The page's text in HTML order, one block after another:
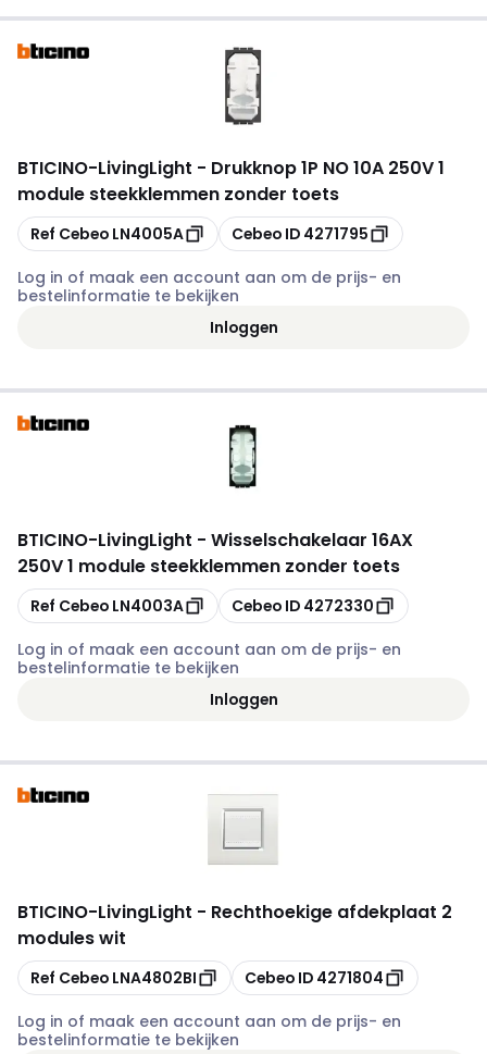
BTICINO-LivingLight - Drukknop 1P NO 10A 250V 1
module steekklemmen zonder toets
Kopiëren
Ref Cebeo LN4005A Kopiëren
Cebeo ID 4271795
Log in of maak een account aan om de prijs- en
bestelinformatie te bekijken
Inloggen
BTICINO-LivingLight - Wisselschakelaar 16AX
250V 1 module steekklemmen zonder toets
Kopiëren
Ref Cebeo LN4003A Kopiëren
Cebeo ID 4272330
Log in of maak een account aan om de prijs- en
bestelinformatie te bekijken
Inloggen
BTICINO-LivingLight - Rechthoekige afdekplaat 2
modules wit
Kopiëren
Ref Cebeo LNA4802BI Kopiëren
Cebeo ID 4271804
Log in of maak een account aan om de prijs- en
bestelinformatie te bekijken